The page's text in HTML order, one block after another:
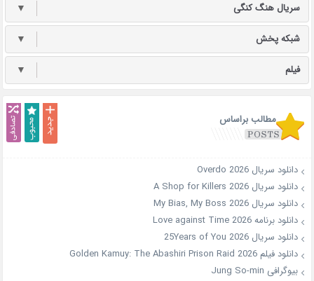
سریال هنگ کنگی ▼
شبکه پخش ▼
فیلم ▼
مطالب براساس
دانلود سریال Overdo 2026
دانلود سریال A Shop for Killers 2026
دانلود سریال My Bias, My Boss 2026
دانلود برنامه Love against Time 2026
دانلود سریال 25Years of You 2026
دانلود فیلم Golden Kamuy: The Abashiri Prison Raid 2026
بیوگرافی Jung So-min